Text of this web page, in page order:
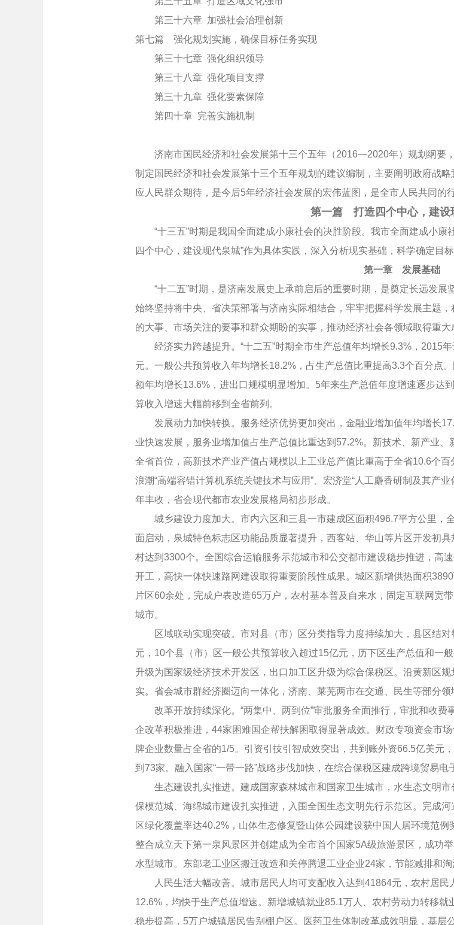
第三十六章 加强社会治理创新
第七篇 强化规划实施，确保目标任务实现
第三十七章 强化组织领导
第三十八章 强化项目支撑
第三十九章 强化要素保障
第四十章 完善实施机制
济南市国民经济和社会发展第十三个五年（2016—2020年）规划纲要
制定国民经济和社会发展第十三个五年规划的建议编制，主要阐明政府战
应人民群众期待，是今后5年经济社会发展的宏伟蓝图，是全市人民共同的
第一篇 打造四个中心，建设
“十三五”时期是我国全面建成小康社会的决胜阶段。我市全面建成小康
四个中心，建设现代泉城”作为具体实践，深入分析现实基础，科学确定目
第一章 发展基础
“十二五”时期，是济南发展史上承前启后的重要时期，是奠定长远发展
始终坚持将中央、省决策部署与济南实际相结合，牢牢把握科学发展主题
的大事、市场关注的要事和群众期盼的实事，推动经济社会各领域取得重大
经济实力跨越提升。“十二五”时期全市生产总值年均增长9.3%，2015
元。一般公共预算收入年均增长18.2%，占生产总值比重提高3.3个百分点
额年均增长13.6%，进出口规模明显增加。5年来生产总值年度增速逐步达
算收入增速大幅前移到全省前列。
发展动力加快转换。服务经济优势更加突出，金融业增加值年均增长
业快速发展，服务业增加值占生产总值比重达到57.2%。新技术、新产业
全省首位，高新技术产业产值占规模以上工业总产值比重高于全省10.6个
浪潮“高端容错计算机系统关键技术与应用”、宏济堂“人工麝香研制及其产
年丰收，省会现代都市农业发展格局初步形成。
城乡建设力度加大。市内六区和三县一市建成区面积496.7平方公里，
面启动，泉城特色标志区功能品质显著提升，西客站、华山等片区开发初
村达到3300个。全国综合运输服务示范城市和公交都市建设稳步推进，高
开工，高快一体快速路网建设取得重要阶段性成果。城区新增供热面积
片区60余处，完成户表改造65万户，农村基本普及自来水，固定互联网宽
城市。
区域联动实现突破。市对县（市）区分类指导力度持续加大，县区结对
元，10个县（市）区一般公共预算收入超过15亿元，历下区生产总值和一
升级为国家级经济技术开发区，出口加工区升级为综合保税区。沿黄新区
实。省会城市群经济圈迈向一体化，济南、莱芜两市在交通、民生等部分领
改革开放持续深化。“两集中、两到位”审批服务全面推行，审批和收费
企改革积极推进，44家困难国企帮扶解困取得显著成效。财政专项资金市
牌企业数量占全省的1/5。引资引技引智成效突出，共到账外资66.5亿美元
到73家。融入国家“一带一路”战略步伐加快，在综合保税区建成跨境贸易电
生态建设扎实推进。建成国家森林城市和国家卫生城市，水生态文明市
保模范城、海绵城市建设扎实推进，入围全国生态文明先行示范区。完成
区绿化覆盖率达40.2%，山体生态修复暨山体公园建设获中国人居环境范
整合成立天下第一泉风景区并创建成为全市首个国家5A级旅游景区，成功
水型城市。东部老工业区搬迁改造和关停腾退工业企业24家，节能减排和淘
人民生活大幅改善。城市居民人均可支配收入达到41864元，农村居民
12.6%，均快于生产总值增速。新增城镇就业85.1万人、农村劳动力转移
稳步提高，5万户城镇居民告别棚户区。医药卫生体制改革成效明显，基层